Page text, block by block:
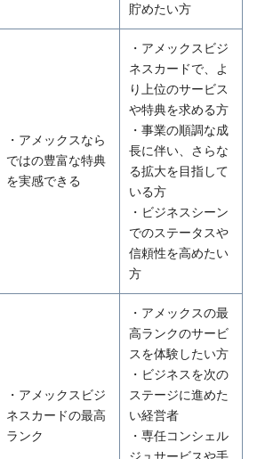
貯めたい方
・アメックスなら
ではの豊富な特典
を実感できる
・アメックスビジ
ネスカードで、よ
り上位のサービス
や特典を求める方
・事業の順調な成
長に伴い、さらな
る拡大を目指して
いる方
・ビジネスシーン
でのステータスや
信頼性を高めたい
方
・アメックスビジ
ネスカードの最高
ランク
・アメックスの最
高ランクのサービ
スを体験したい方
・ビジネスを次の
ステージに進めた
い経営者
・専任コンシェル
ジュサービスや手